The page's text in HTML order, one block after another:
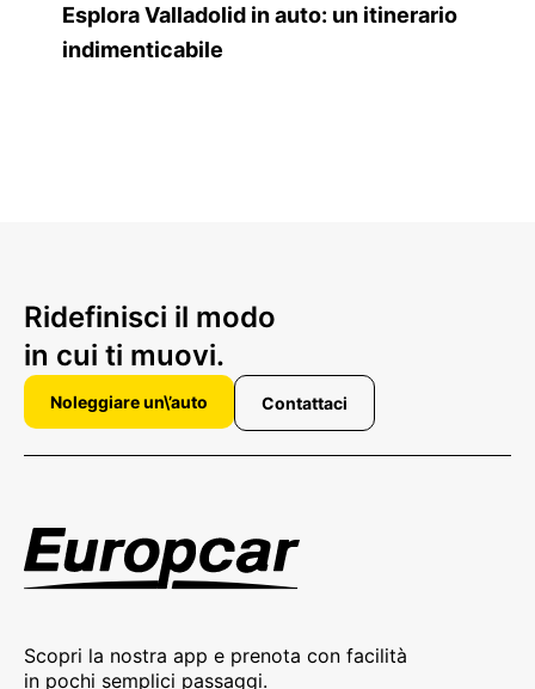
Esplora Valladolid in auto: un itinerario
indimenticabile
Ridefinisci il modo
in cui ti muovi.
Noleggiare un\’auto Contattaci
Scopri la nostra app e prenota con facilità
in pochi semplici passaggi.